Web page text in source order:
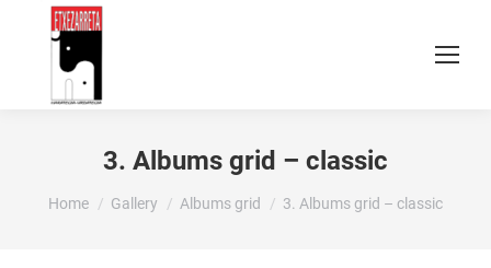
3. Albums grid – classic
You are here:
Home Gallery Albums grid 3. Albums grid – classic